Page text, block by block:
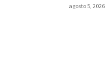
agosto 5, 2026